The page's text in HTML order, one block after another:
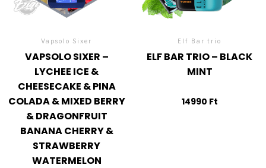
Vapsolo Sixer
VAPSOLO SIXER –
LYCHEE ICE &
CHEESECAKE & PINA
COLADA & MIXED BERRY
& DRAGONFRUIT
BANANA CHERRY &
STRAWBERRY
WATERMELON
Elf Bar trio
ELF BAR TRIO – BLACK
MINT
14990 Ft